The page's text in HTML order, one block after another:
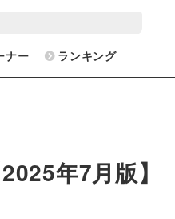
ナー ランキング
年7月版】